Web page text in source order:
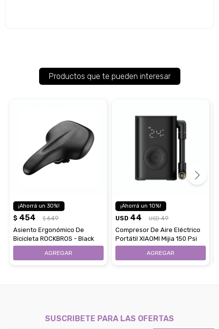
Productos que te pueden interesar
30
$ 454 $ 649
Asiento Ergonómico De
Bicicleta ROCKBROS - Black
10
USD 44 USD 49
Compresor De Aire Eléctrico
Portátil XIAOMI Mijia 150 Psi
SUSCRIBETE PARA LAS OFERTAS